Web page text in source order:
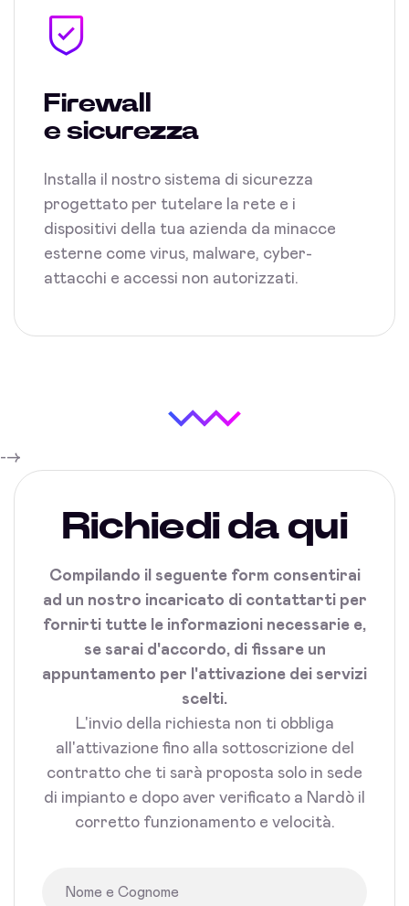
Firewall
e sicurezza
Installa il nostro sistema di sicurezza
progettato per tutelare la rete e i
dispositivi della tua azienda da minacce
esterne come virus, malware, cyber-
attacchi e accessi non autorizzati.
-->
Richiedi da qui
Compilando il seguente form consentirai
ad un nostro incaricato di contattarti per
fornirti tutte le informazioni necessarie e,
se sarai d'accordo, di fissare un
appuntamento per l'attivazione dei servizi
scelti.
L'invio della richiesta non ti obbliga
all'attivazione fino alla sottoscrizione del
contratto che ti sarà proposta solo in sede
di impianto e dopo aver verificato a Nardò il
corretto funzionamento e velocità.